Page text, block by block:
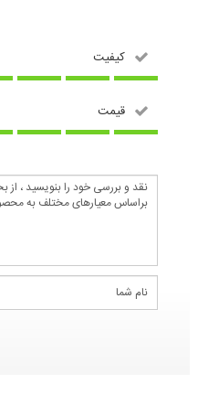
کیفیت
قیمت